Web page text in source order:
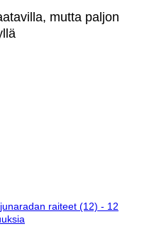
mutta paljon
raiteet (12) - 12